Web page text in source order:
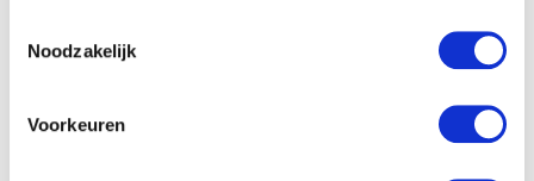
Noodzakelijk
Voorkeuren